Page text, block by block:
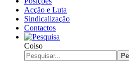
Acção e Luta
Sindicalização
Contactos
Coiso